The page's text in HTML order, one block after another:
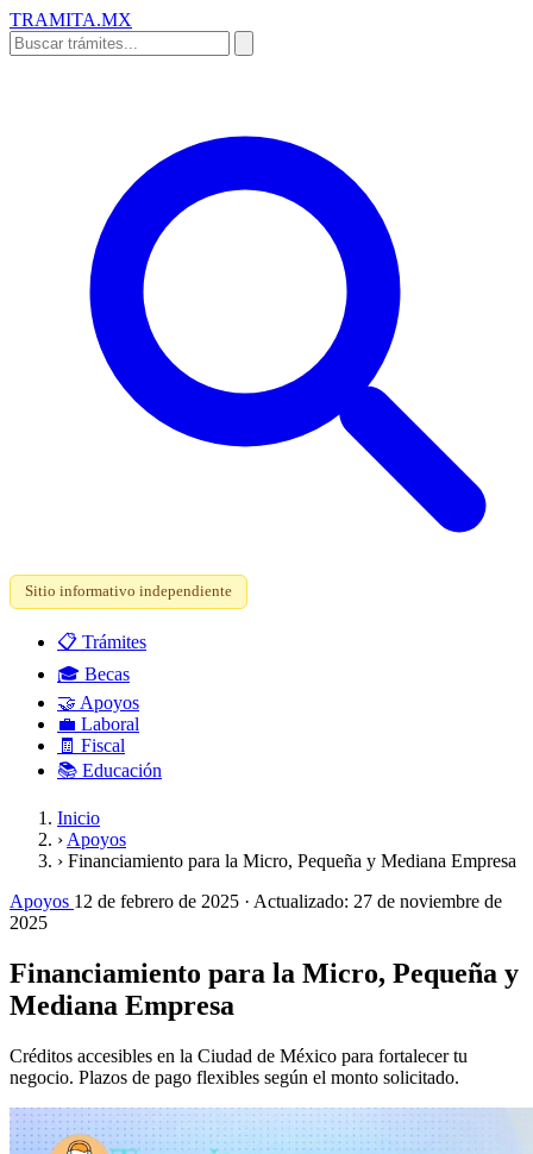
TRAMITA.MX
Sitio informativo independiente
📋 Trámites
🎓 Becas
🤝 Apoyos
💼 Laboral
🧾 Fiscal
📚 Educación
Inicio
› Apoyos
› Financiamiento para la Micro, Pequeña y Mediana Empresa
Apoyos 12 de febrero de 2025 · Actualizado: 27 de noviembre de
2025
Financiamiento para la Micro, Pequeña y
Mediana Empresa
Créditos accesibles en la Ciudad de México para fortalecer tu
negocio. Plazos de pago flexibles según el monto solicitado.